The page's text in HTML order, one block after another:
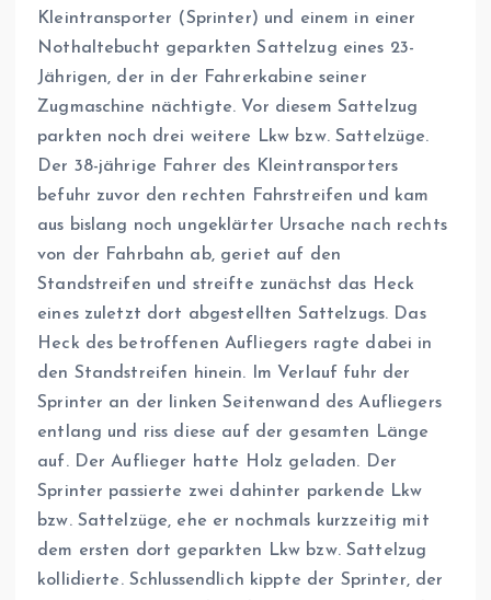
Kleintransporter (Sprinter) und einem in einer
Nothaltebucht geparkten Sattelzug eines 23-
Jährigen, der in der Fahrerkabine seiner
Zugmaschine nächtigte. Vor diesem Sattelzug
parkten noch drei weitere Lkw bzw. Sattelzüge.
Der 38-jährige Fahrer des Kleintransporters
befuhr zuvor den rechten Fahrstreifen und kam
aus bislang noch ungeklärter Ursache nach rechts
von der Fahrbahn ab, geriet auf den
Standstreifen und streifte zunächst das Heck
eines zuletzt dort abgestellten Sattelzugs. Das
Heck des betroffenen Aufliegers ragte dabei in
den Standstreifen hinein. Im Verlauf fuhr der
Sprinter an der linken Seitenwand des Aufliegers
entlang und riss diese auf der gesamten Länge
auf. Der Auflieger hatte Holz geladen. Der
Sprinter passierte zwei dahinter parkende Lkw
bzw. Sattelzüge, ehe er nochmals kurzzeitig mit
dem ersten dort geparkten Lkw bzw. Sattelzug
kollidierte. Schlussendlich kippte der Sprinter, der